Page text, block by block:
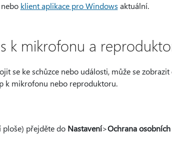
nebo klient aplikace pro Windows aktuální.
k mikrofonu a
se ke schůzce nebo události, může se zobrazit
k mikrofonu nebo reproduktoru.
ploše) přejděte do Nastavení>Ochrana